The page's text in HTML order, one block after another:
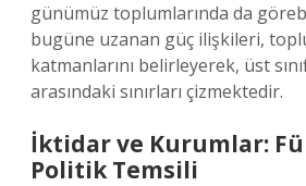
günümüz toplumlarında da
bugüne uzanan güç ilişkileri,
katmanlarını belirleyerek, üst
arasındaki sınırları çizmektedir.
İktidar ve Kurumlar:
Politik Temsili